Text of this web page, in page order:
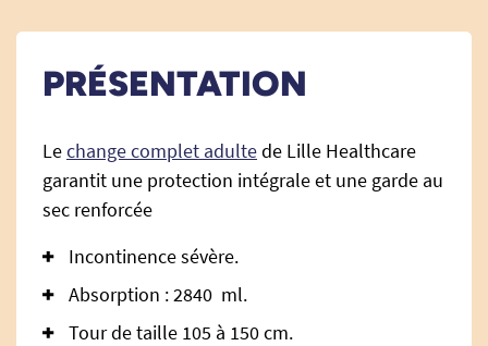
PRÉSENTATION
Lechange complet adultede Lille Healthcare
garantit une protection intégrale et une garde au
sec renforcée
Incontinence sévère.
Absorption : 2840 ml.
Tour de taille 105 à 150 cm.